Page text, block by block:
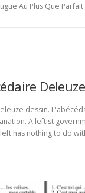
Au Plus Que
dessin.
A leftist
has nothing to do